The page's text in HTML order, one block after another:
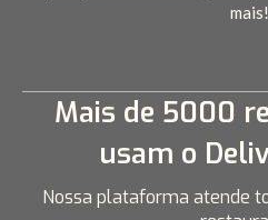
mais!
Mais de 5000
usam o
Nossa plataforma atende